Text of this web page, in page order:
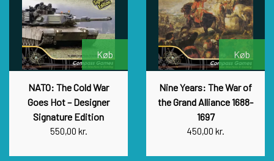
Køb
NATO: The Cold War
Goes Hot – Designer
Signature Edition
550,00 kr.
Køb
Nine Years: The War of
the Grand Alliance 1688-
1697
450,00 kr.